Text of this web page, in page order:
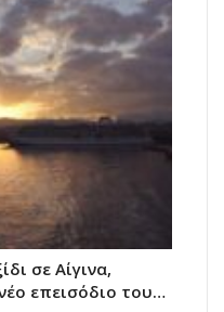
σε Αίγινα,
επεισόδιο του…